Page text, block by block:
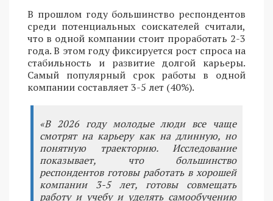
В прошлом году большинство респондентов
среди потенциальных соискателей считали,
что в одной компании стоит проработать 2-3
года. В этом году фиксируется рост спроса на
стабильность и развитие долгой карьеры.
Самый популярный срок работы в одной
компании составляет 3-5 лет (40%).
«В 2026 году молодые люди все чаще
смотрят на карьеру как на длинную, но
понятную траекторию. Исследование
показывает, что большинство
респондентов готовы работать в хорошей
компании 3-5 лет, готовы совмещать
работу и учебу и уделять самообучению